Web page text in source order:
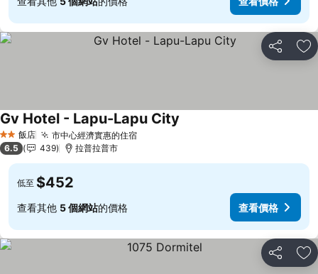
分享 加
2 星級飯店 市中心經濟實惠的住宿查看價格
Gv Hotel - Lapu-Lapu City
6.5 439 拉普拉普市
低至 $452
查看其他 5 個網站的價格 查看價格
分享 加